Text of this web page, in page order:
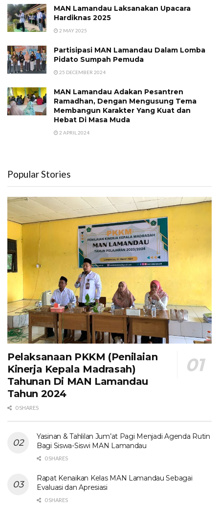
MAN Lamandau Laksanakan Upacara
Hardiknas 2025
2 MAY 2025
Partisipasi MAN Lamandau Dalam Lomba
Pidato Sumpah Pemuda
25 DECEMBER 2024
MAN Lamandau Adakan Pesantren
Ramadhan, Dengan Mengusung Tema
Membangun Karakter Yang Kuat dan
Hebat Di Masa Muda
2 APRIL 2024
Popular Stories
Pelaksanaan PKKM (Penilaian
Kinerja Kepala Madrasah)
Tahunan Di MAN Lamandau
Tahun 2024
0 SHARES
Yasinan & Tahlilan Jum’at Pagi Menjadi Agenda Rutin
Bagi Siswa-Siswi MAN Lamandau
0 SHARES
Rapat Kenaikan Kelas MAN Lamandau Sebagai
Evaluasi dan Apresiasi
0 SHARES